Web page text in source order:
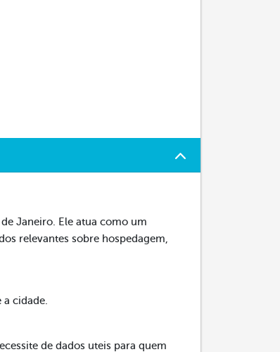
Janeiro. Ele atua como um
relevantes sobre hospedagem,
cidade.
de dados uteis para quem